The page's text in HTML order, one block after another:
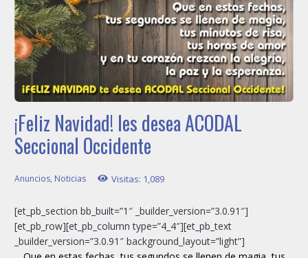
¡Feliz Navidad! les desea ACODAL
Seccional Occidente
Anuncios, Noticias Visitas: 1,089
[et_pb_section bb_built=”1″ _builder_version=”3.0.91″]
[et_pb_row][et_pb_column type=”4_4″][et_pb_text
_builder_version=”3.0.91″ background_layout=”light”]